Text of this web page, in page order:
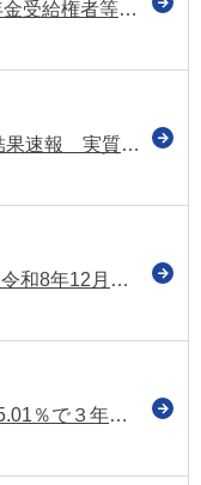
年金局の新着の通知として「障害年金受給権者等に係る障害状態確認届の取扱いについて」を公表（厚労省）
毎月勤労統計調査 令和8年5月分結果速報 実質賃金1.4％増 5か月連続プラス
iDeCoの加入可能年齢の引き上げ（令和8年12月～） 関係省令などの公布について通達を発出（厚労省）
令和8年春闘 最終集計 賃上げ率5.01％で３年連続5％台を達成 中小は4.69％で昨年同時期を上回る（連合）